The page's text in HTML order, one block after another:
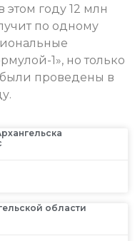
этом году 12 млн
по одному
1», но только
были проведены в
области